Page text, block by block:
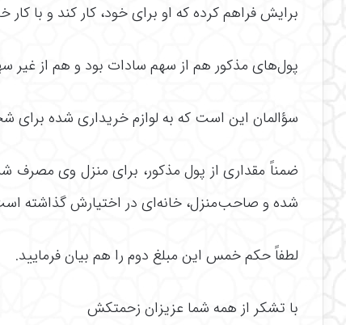
برایش فراهم کرده که او برای خود، کار کند و با
پول‌های مذکور هم از سهم سادات بود و هم از
سؤالمان این است که به لوازم خریداری شده
ضمناً مقداری از پول مذکور، برای منزل وی مصرف
شده و صاحب‌منزل، خانه‌ای در اختیارش گذاشته
لطفاً حکم خمس این مبلغ دوم را هم بیان فرمایید.
با تشکر از همه شما عزیزان زحمتکش